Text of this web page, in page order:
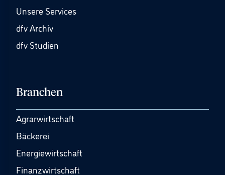
Unsere Services
dfv Archiv
dfv Studien
Branchen
Agrarwirtschaft
Bäckerei
Energiewirtschaft
Finanzwirtschaft